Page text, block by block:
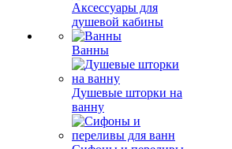
Аксессуары для
душевой кабины
Ванны
Душевые шторки на
ванну